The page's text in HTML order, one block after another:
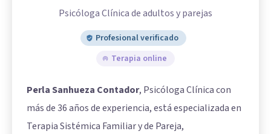
Psicóloga Clínica de adultos y parejas
Profesional verificado
Terapia online
Perla Sanhueza Contador, Psicóloga Clínica con
más de 36 años de experiencia, está especializada en
Terapia Sistémica Familiar y de Pareja,